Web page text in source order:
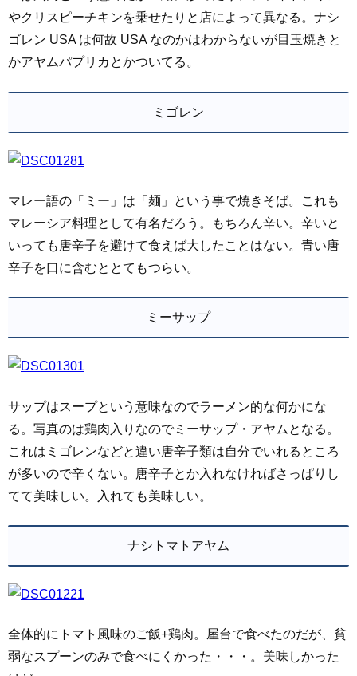
やクリスピーチキンを乗せたりと店によって異なる。ナシ
ゴレン USA は何故 USA なのかはわからないが目玉焼きと
かアヤムパプリカとかついてる。
ミゴレン
マレー語の「ミー」は「麺」という事で焼きそば。これも
マレーシア料理として有名だろう。もちろん辛い。辛いと
いっても唐辛子を避けて食えば大したことはない。青い唐
辛子を口に含むととてもつらい。
ミーサップ
サップはスープという意味なのでラーメン的な何かにな
る。写真のは鶏肉入りなのでミーサップ・アヤムとなる。
これはミゴレンなどと違い唐辛子類は自分でいれるところ
が多いので辛くない。唐辛子とか入れなければさっぱりし
てて美味しい。入れても美味しい。
ナシトマトアヤム
全体的にトマト風味のご飯+鶏肉。屋台で食べたのだが、貧
弱なスプーンのみで食べにくかった・・・。美味しかった